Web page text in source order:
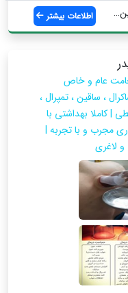
اطلاعات بیشتر
عام و خاص
، ساقین ، تمپرال ،
| کاملا بهداشتی با
مجرب و با تجربه |
و لاغری